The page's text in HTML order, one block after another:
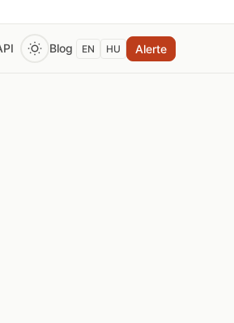
Blog EN HU Alerte